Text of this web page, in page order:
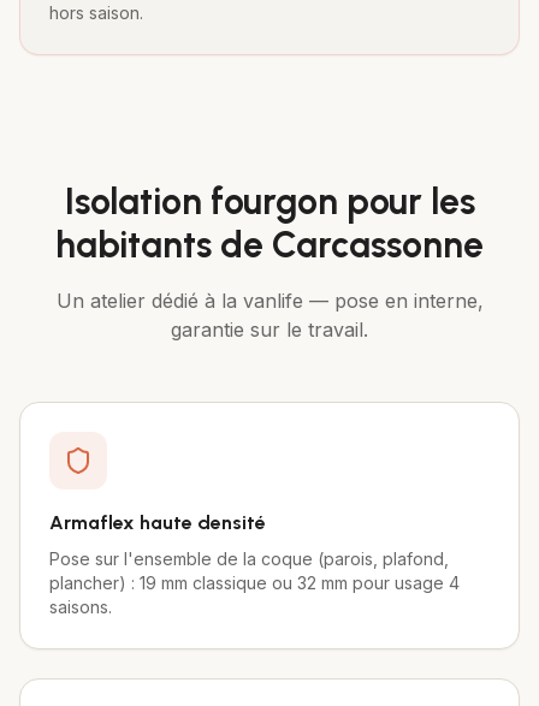
hors saison.
Isolation fourgon pour les
habitants de Carcassonne
Un atelier dédié à la vanlife — pose en interne,
garantie sur le travail.
Armaflex haute densité
Pose sur l'ensemble de la coque (parois, plafond,
plancher) : 19 mm classique ou 32 mm pour usage 4
saisons.